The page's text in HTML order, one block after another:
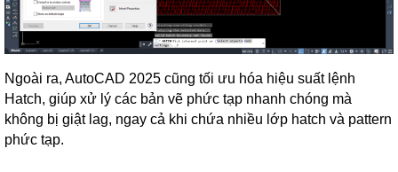
Ngoài ra, AutoCAD 2025 cũng tối ưu hóa hiệu suất lệnh
Hatch, giúp xử lý các bản vẽ phức tạp nhanh chóng mà
không bị giật lag, ngay cả khi chứa nhiều lớp hatch và pattern
phức tạp.